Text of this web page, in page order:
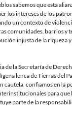
sabemos que esta
los intereses de los
un contexto de
comunidades, barrios y
injusta de la riqueza
la Secretaría de
lenca de Tierras del
cautela, confiamos en la
para que
parte de la